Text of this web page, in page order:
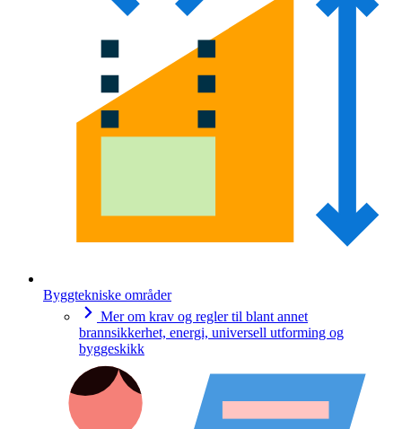
Byggtekniske områder
Mer om krav og regler til blant annet
brannsikkerhet, energi, universell utforming og
byggeskikk